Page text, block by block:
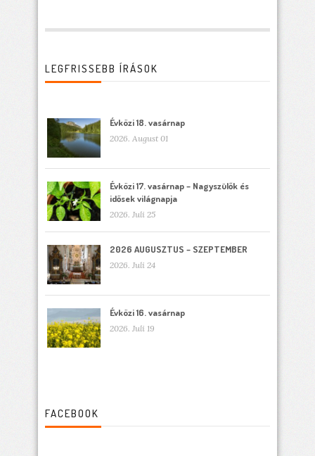
LEGFRISSEBB ÍRÁSOK
Évközi 18. vasárnap
2026. August 01
Évközi 17. vasárnap – Nagyszülők és
idősek világnapja
2026. Juli 25
2026 AUGUSZTUS – SZEPTEMBER
2026. Juli 24
Évközi 16. vasárnap
2026. Juli 19
FACEBOOK